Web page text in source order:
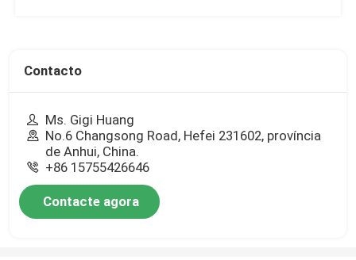
Contacto
Ms. Gigi Huang
No.6 Changsong Road, Hefei 231602, província
de Anhui, China.
+86 15755426646
Contacte agora